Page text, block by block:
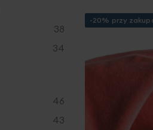
-20% przy
38
produkty
34
produkty
46
produkty
43
produkty